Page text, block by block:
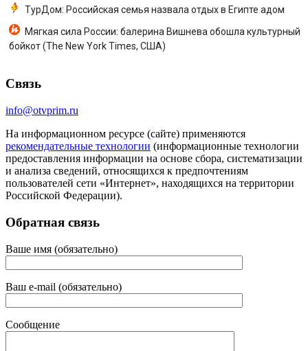
ТурДом: Российская семья назвала отдых в Египте адом
Мягкая сила России: балерина Вишнева обошла культурный
бойкот (The New York Times, США)
Связь
info@otvprim.ru
На информационном ресурсе (сайте) применяются
рекомендательные технологии (информационные технологии
предоставления информации на основе сбора, систематизации
и анализа сведений, относящихся к предпочтениям
пользователей сети «Интернет», находящихся на территории
Российской Федерации).
Обратная связь
Ваше имя (обязательно)
Ваш e-mail (обязательно)
Сообщение